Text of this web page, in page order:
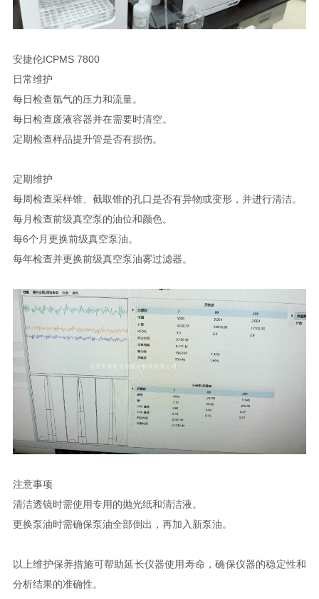
安捷伦ICPMS 7800
日常维护
每日检查氩气的压力和流量。
每日检查废液容器并在需要时清空。
定期检查样品提升管是否有损伤。
定期维护
每周检查采样锥、截取锥的孔口是否有异物或变形，并进行清洁。
每月检查前级真空泵的油位和颜色。
每6个月更换前级真空泵油。
每年检查并更换前级真空泵油雾过滤器。
注意事项
清洁透镜时需使用专用的抛光纸和清洁液。
更换泵油时需确保泵油全部倒出，再加入新泵油。
以上维护保养措施可帮助延长仪器使用寿命，确保仪器的稳定性和
分析结果的准确性。